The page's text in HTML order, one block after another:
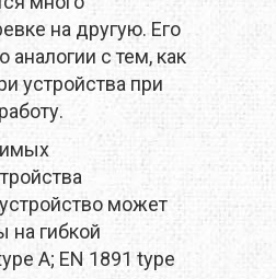
на другую. Его
аналогии с тем, как
устройства при
может
на гибкой
A; EN 1891 type